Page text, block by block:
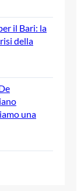
il Bari: la
della
una